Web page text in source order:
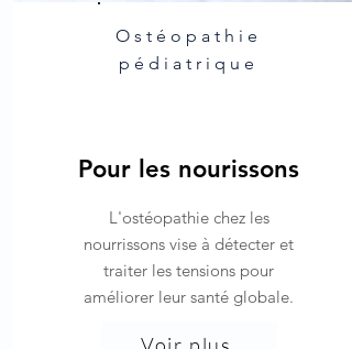
Ostéopathie
pédiatrique
Pour les nourissons
L'ostéopathie chez les
nourrissons vise à détecter et
traiter les tensions pour
améliorer leur santé globale.